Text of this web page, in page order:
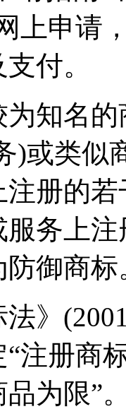
上申请
付。
为知名
)或类似
册的
务上
防御商标
》
注册商
为限”